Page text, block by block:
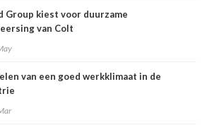
Group kiest voor duurzame
van Colt
van een goed werkklimaat in de